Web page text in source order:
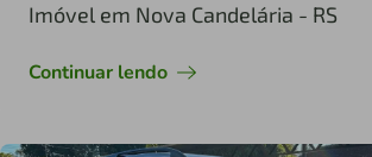
Imóvel em Nova Candelária - RS
Continuar lendo